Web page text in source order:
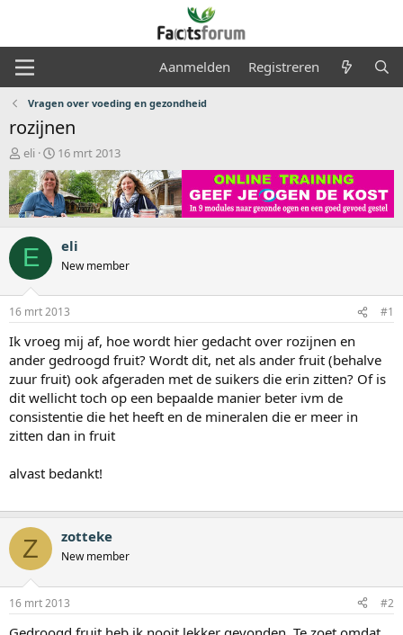
Aanmelden Registreren
Vragen over voeding en gezondheid
rozijnen
O
n
d
e
r
w
e
r
p
s
t
r
t
e
r
eli
S
t
a
r
t
a
m
16 mrt 2013
E eli
New member
16 mrt 2013 #1
Ik vroeg mij af, hoe wordt hier gedacht over rozijnen en
ander gedroogd fruit? Wordt dit, net als ander fruit (behalve
zuur fruit) ook afgeraden met de suikers die erin zitten? Of is
dit wellicht toch op een bepaalde manier beter ivm de
consistentie die het heeft en de mineralen die er meer in
zitten dan in fruit
alvast bedankt!
Z zotteke
New member
16 mrt 2013 #2